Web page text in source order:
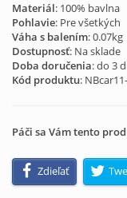
Materiál: 100% bavlna
Pohlavie: Pre všetkých
Váha s balením: 0.07kg
Dostupnosť: Na sklade
Doba doručenia: do 3
Kód produktu:
Páči sa Vám tento
Zdieľať